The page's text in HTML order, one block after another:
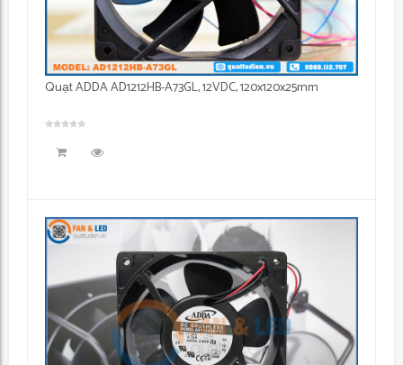
Quạt ADDA AD1212HB-A73GL, 12VDC, 120x120x25mm